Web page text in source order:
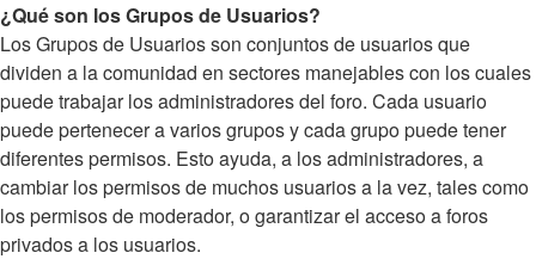
¿Qué son los Grupos de Usuarios?
Los Grupos de Usuarios son conjuntos de usuarios que
dividen a la comunidad en sectores manejables con los cuales
puede trabajar los administradores del foro. Cada usuario
puede pertenecer a varios grupos y cada grupo puede tener
diferentes permisos. Esto ayuda, a los administradores, a
cambiar los permisos de muchos usuarios a la vez, tales como
los permisos de moderador, o garantizar el acceso a foros
privados a los usuarios.